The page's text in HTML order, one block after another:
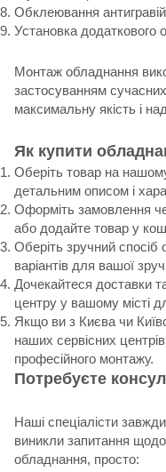
Обклеювання
Установка додаткового
Монтаж обладнання
застосуванням
максимальну якість і
Як купити
Оберіть товар на
детальним описом і
Оформіть замовлення
або додайте товар у
Оберіть зручний спосіб
варіантів для вашої
Дочекайтеся доставки
центру у вашому місті
Якщо ви з Києва чи
наших сервісних
професійного монтажу.
Потребуєте
Наші спеціалісти
виникли запитання
обладнання, просто: